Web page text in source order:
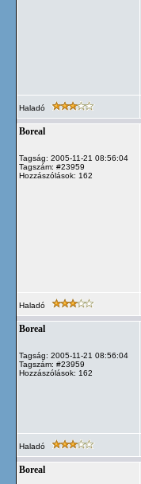
Haladó
Boreal
Tagság: 2005-11-21 08:56:04
Tagszám: #23959
Hozzászólások: 162
Haladó
Boreal
Tagság: 2005-11-21 08:56:04
Tagszám: #23959
Hozzászólások: 162
Haladó
Boreal